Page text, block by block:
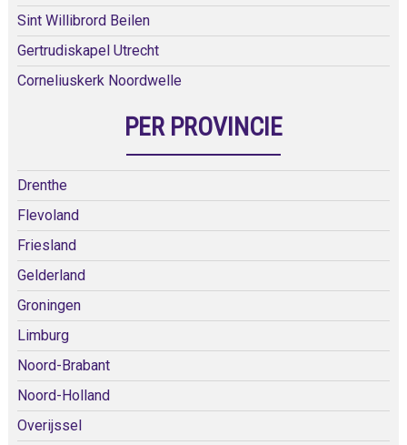
Sint Willibrord Beilen
Gertrudiskapel Utrecht
Corneliuskerk Noordwelle
PER PROVINCIE
Drenthe
Flevoland
Friesland
Gelderland
Groningen
Limburg
Noord-Brabant
Noord-Holland
Overijssel